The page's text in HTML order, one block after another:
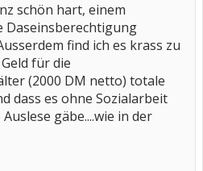
schön hart, einem
Daseinsberechtigung
find ich es krass zu
für die
(2000 DM netto) totale
dass es ohne Sozialarbeit
gäbe....wie in der